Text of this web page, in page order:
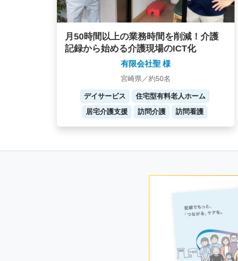
月50時間以上の業務時間を削減！介護
記録から始める介護現場のICT化
有限会社聖 様
宮崎県／約50名
デイサービス
住宅型有料老人ホーム
居宅介護支援
訪問介護 訪問看護